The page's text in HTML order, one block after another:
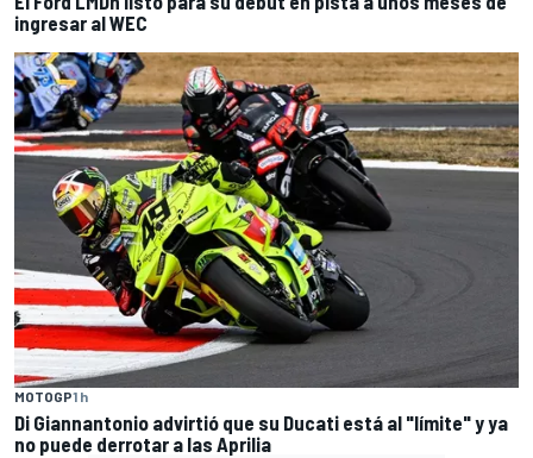
ingresar al WEC
MOTOGP1 h
Di Giannantonio advirtió que su Ducati está al "límite" y ya
no puede derrotar a las Aprilia